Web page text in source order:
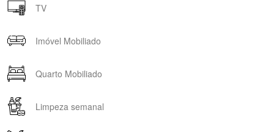
TV
Imóvel Mobiliado
Quarto Mobiliado
Limpeza semanal